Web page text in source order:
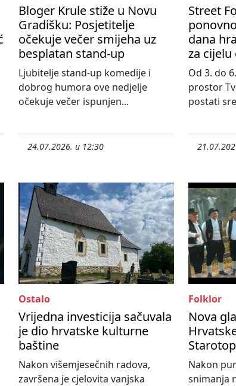
Bloger Krule stiže u Novu
Gradišku: Posjetitelje
očekuje večer smijeha uz
besplatan stand-up
Ljubitelje stand-up komedije i
dobrog humora ove nedjelje
očekuje večer ispunjen...
24.07.2026. u 12:30
Street
dana
za
Od 3. do
prostor
postati
Ostalo
Vrijedna investicija sačuvala
je dio hrvatske kulturne
baštine
Nakon višemjesečnih radova,
završena je cjelovita vanjska
Folklor
Nova
Nakon
snimanja